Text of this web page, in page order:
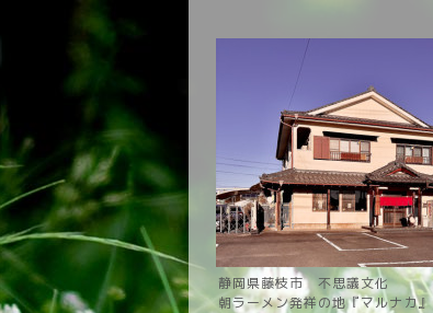
静岡県藤枝市 不思議文化
朝ラーメン発祥の地『マルナカ』